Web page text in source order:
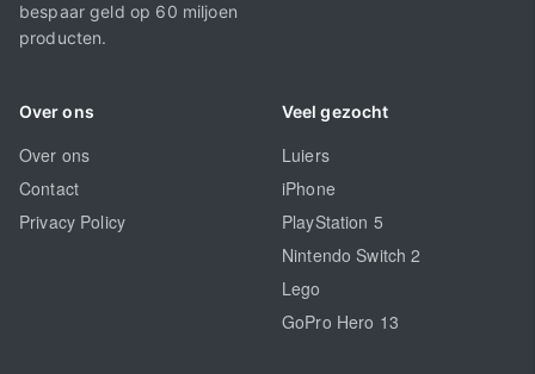
bespaar geld op 60 miljoen
producten.
Over ons
Over ons
Contact
Privacy Policy
Veel gezocht
Luiers
iPhone
PlayStation 5
Nintendo Switch 2
Lego
GoPro Hero 13